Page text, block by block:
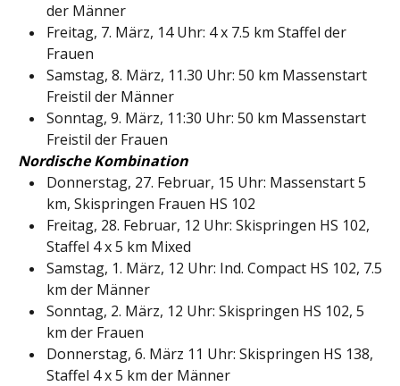
der Männer
Freitag, 7. März, 14 Uhr: 4 x 7.5 km Staffel der
Frauen
Samstag, 8. März, 11.30 Uhr: 50 km Massenstart
Freistil der Männer
Sonntag, 9. März, 11:30 Uhr: 50 km Massenstart
Freistil der Frauen
Nordische Kombination
Donnerstag, 27. Februar, 15 Uhr: Massenstart 5
km, Skispringen Frauen HS 102
Freitag, 28. Februar, 12 Uhr: Skispringen HS 102,
Staffel 4 x 5 km Mixed
Samstag, 1. März, 12 Uhr: Ind. Compact HS 102, 7.5
km der Männer
Sonntag, 2. März, 12 Uhr: Skispringen HS 102, 5
km der Frauen
Donnerstag, 6. März 11 Uhr: Skispringen HS 138,
Staffel 4 x 5 km der Männer